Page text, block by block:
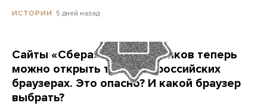
ИСТОРИИ 5 дней назад
Сайты «Сбера» и других банков теперь
можно открыть только в российских
браузерах. Это опасно? И какой браузер
выбрать?